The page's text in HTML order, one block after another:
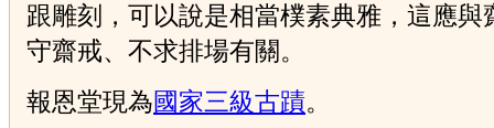
跟雕刻，可以說是相當樸素典雅，這應與
守齋戒、不求排場有關。
報恩堂現為國家三級古蹟。